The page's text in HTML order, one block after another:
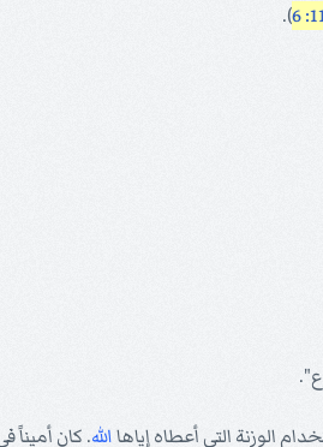
).
الوزنة التي أعطاه إياهاالله. كان أميناً